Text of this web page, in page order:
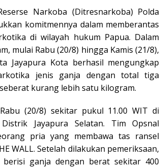
Narkoba (Ditresnarkoba) Polda
komitmennya dalam memberantas
di wilayah hukum Papua. Dalam
mulai Rabu (20/8) hingga Kamis (21/8),
Jayapura Kota berhasil mengungkap
jenis ganja dengan total tiga
kurang lebih satu kilogram.
(20/8) sekitar pukul 11.00 WIT di
Jayapura Selatan. Tim Opsnal
pria yang membawa tas ransel
WALL. Setelah dilakukan pemeriksaan,
ganja dengan berat sekitar 400